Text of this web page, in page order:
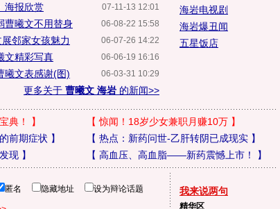
07-11-13 12:01
海报欣赏
06-08-22 15:58
曹曦文不用替身
06-07-26 14:22
邻家女孩魅力
06-06-19 16:16
文精彩写真
06-03-31 10:29
曦文表感谢(图)
更多关于 曹曦文 海岩 的新闻>>
海岩电视剧
海岩爆丑闻
五星饭店
典！ 】 【惊闻！18岁少女兼职月赚10万】
前期症状 】 【 热点：新药问世-乙肝转阴已成现实】
现】 【 高血压、高血脂——新药震憾上市！ 】
匿名 隐藏地址 设为辩论话题 我来说两句
精华区